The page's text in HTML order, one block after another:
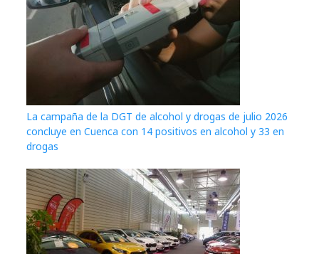
La campaña de la DGT de alcohol y drogas de julio 2026
concluye en Cuenca con 14 positivos en alcohol y 33 en
drogas